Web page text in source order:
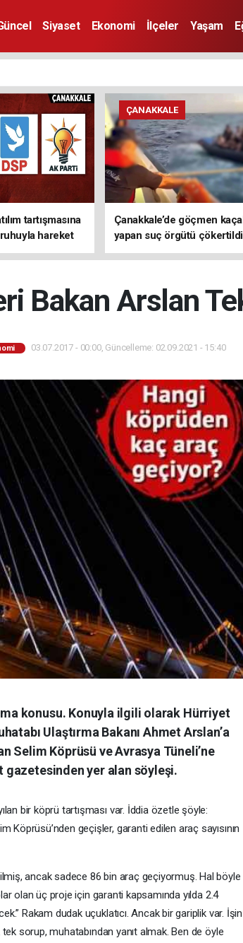
Siyaset Ekonomi İlçeler Yaşam
tartışmasına
hareket
ÇANAKKALE
Çanakkale’de göçmen
yapan suç örgütü
tutuklama
Bakan Arslan
03.07.2017 - 00:00, Güncelleme: 02.09.2021 - 15:40
konusu. Konuyla ilgili olarak Hürriyet
Ulaştırma Bakanı Ahmet Arslan’a
Selim Köprüsü ve Avrasya Tüneli’ne
yer alan söyleşi.
bir köprü tartışması var. İddia özetle şöyle:
Köprüsü’nden geçişler, garanti edilen araç sayısının
ancak sadece 86 bin araç geçiyormuş. Hal böyle
olan üç proje için garanti kapsamında yılda 2.4
Rakam dudak uçuklatıcı. Ancak bir gariplik var. İşin
sorup, muhatabından yanıt almak. Ben de öyle